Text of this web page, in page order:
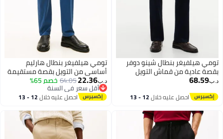
تومي هيلفيغر بنطال شينو دوفر
بقصة عادية من قماش التويل
د.ب‏68.59
احصل عليه خلال 12 - 13
تومي هيلفيغر بنطال هارليم
أساسي من التويل بقصة مستقيمة
د.ب‏22.36
64.05خصم 65%
أقل سعر في السنة
أقل سعر في السنة
احصل عليه خلال 12 - 13